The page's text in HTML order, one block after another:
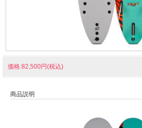
価格:82,500円(税込)
商品説明